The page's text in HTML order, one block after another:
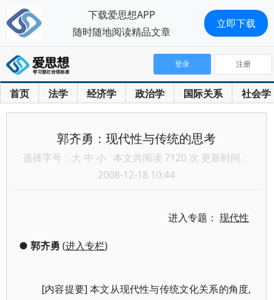
首页 法学 经济学 政治学 国际关系 社会学
登录 注册
郭齐勇：现代性与传统的思考
选择字号： 大 中 小 本文共阅读 7120 次 更新时间：
2008-12-18 10:44
进入专题：现代性
● 郭齐勇 (进入专栏)
[内容提要] 本文从现代性与传统文化关系的角度,
下载爱思想APP
随时随地阅读精品文章
立即下载